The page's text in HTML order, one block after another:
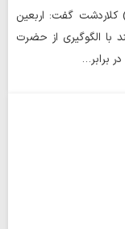
کلاردشت گفت: اربعین
با الگوگیری از حضرت
برابر…